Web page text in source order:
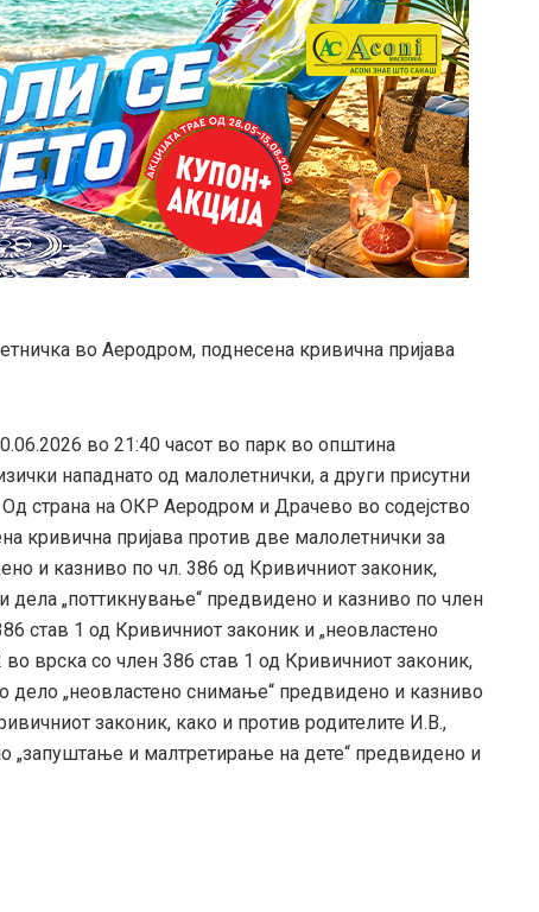
во Аеродром, поднесена кривична пријава
во 21:40 часот во парк во општина
нападнато од малолетнички, а други присутни
страна на ОКР Аеродром и Драчево во содејство
кривична пријава против две малолетнички за
и казниво по чл. 386 од Кривичниот законик,
дела „поттикнување“ предвидено и казниво по член
став 1 од Кривичниот законик и „неовластено
врска со член 386 став 1 од Кривичниот законик,
дело „неовластено снимање“ предвидено и казниво
законик, како и против родителите И.В.,
„запуштање и малтретирање на дете“ предвидено и